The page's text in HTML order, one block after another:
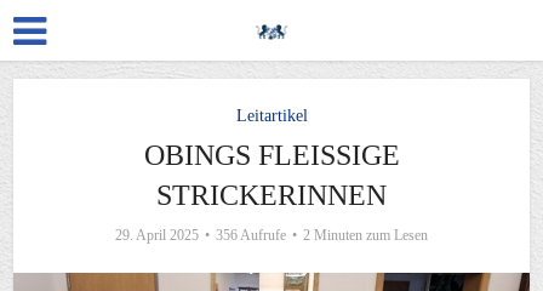
Leitartikel
OBINGS FLEISSIGE S
TRICKERINNEN
29. April 2025 356 Aufrufe 2 Minuten zum Lesen